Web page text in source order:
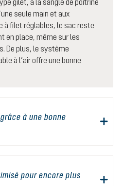
gilet, à la sangle de poitrine
seule main et aux
à filet réglables, le sac reste
en place, même sur les
De plus, le système
à l’air offre une bonne
à une bonne
pour encore plus